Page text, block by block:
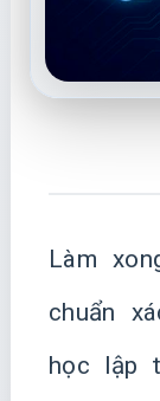
Làm
chuẩn
học lập